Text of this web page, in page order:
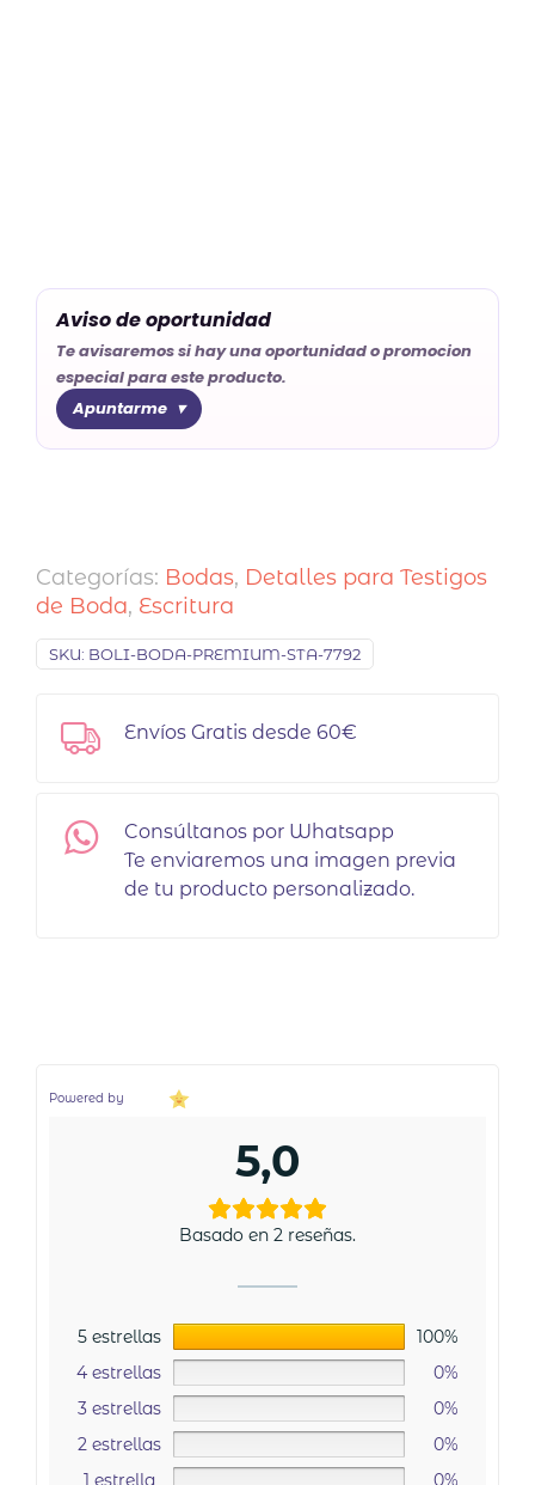
Aviso de oportunidad
Te avisaremos si hay una oportunidad o promocion
especial para este producto.
Apuntarme
Categorías: Bodas, Detalles para Testigos
de Boda, Escritura
SKU: BOLI-BODA-PREMIUM-STA-7792
Envíos Gratis desde 60€
Consúltanos por Whatsapp
Te enviaremos una imagen previa
de tu producto personalizado.
Powered by
5,0
Basado en 2 reseñas.
5 estrellas
100%
4 estrellas
0%
3 estrellas
0%
2 estrellas
0%
1 estrella
0%